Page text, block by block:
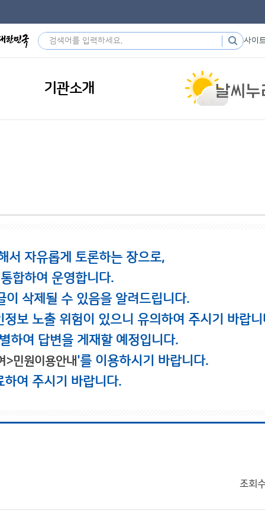
사이
기관소개
서 자유롭게 토론하는 장으로,
합하여 운영합니다.
삭제될 수 있음을 알려드립니다.
보 노출 위험이 있으니 유의하여 주시기 바랍니
하여 답변을 게재할 예정입니다.
>민원이용안내'를 이용하시기 바랍니다.
여 주시기 바랍니다.
조회